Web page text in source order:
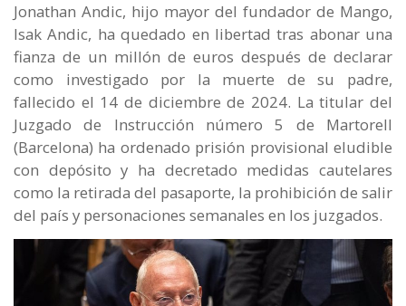
Jonathan Andic, hijo mayor del fundador de Mango,
Isak Andic, ha quedado en libertad tras abonar una
fianza de un millón de euros después de declarar
como investigado por la muerte de su padre,
fallecido el 14 de diciembre de 2024. La titular del
Juzgado de Instrucción número 5 de Martorell
(Barcelona) ha ordenado prisión provisional eludible
con depósito y ha decretado medidas cautelares
como la retirada del pasaporte, la prohibición de salir
del país y personaciones semanales en los juzgados.